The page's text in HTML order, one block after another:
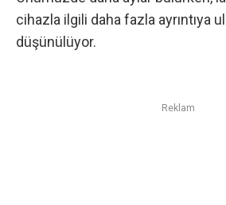
cihazla ilgili daha fazla ayrıntıya
düşünülüyor.
Reklam